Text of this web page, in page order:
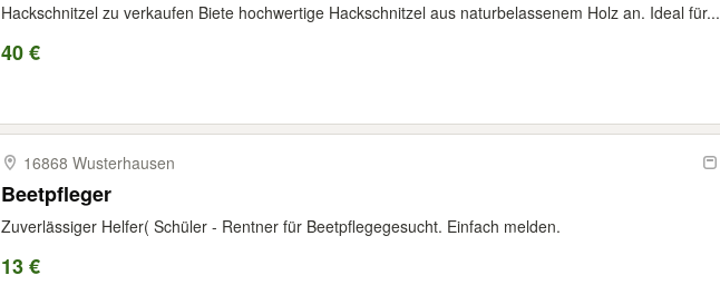
Hackschnitzel zu verkaufen Biete hochwertige Hackschnitzel aus naturbelassenem Holz an. Ideal für...
40 €
16868 Wusterhausen
Beetpfleger
Zuverlässiger Helfer( Schüler - Rentner für Beetpflegegesucht. Einfach melden.
13 €